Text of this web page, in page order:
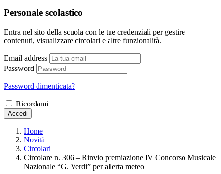
Personale scolastico
Entra nel sito della scuola con le tue credenziali per gestire
contenuti, visualizzare circolari e altre funzionalità.
Email address
Password
Password dimenticata?
Ricordami
Accedi
Home
Novità
Circolari
Circolare n. 306 – Rinvio premiazione IV Concorso Musicale
Nazionale “G. Verdi” per allerta meteo